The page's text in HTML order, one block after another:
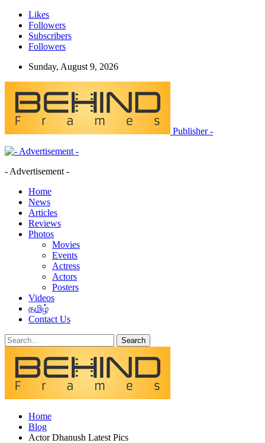
Likes
Followers
Subscribers
Followers
Sunday, August 9, 2026
Publisher -
- Advertisement -
Home
News
Articles
Reviews
Photos
Movies
Events
Actress
Actors
Posters
Videos
தமிழ்
Contact Us
Home
Blog
Actor Dhanush Latest Pics